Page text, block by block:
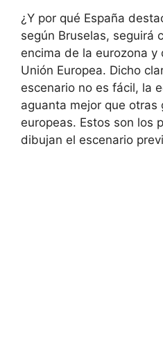
¿Y por qué España
según Bruselas, seguirá
encima de la eurozona y
Unión Europea. Dicho
escenario no es fácil, la
aguanta mejor que otras
europeas. Estos son los
dibujan el escenario